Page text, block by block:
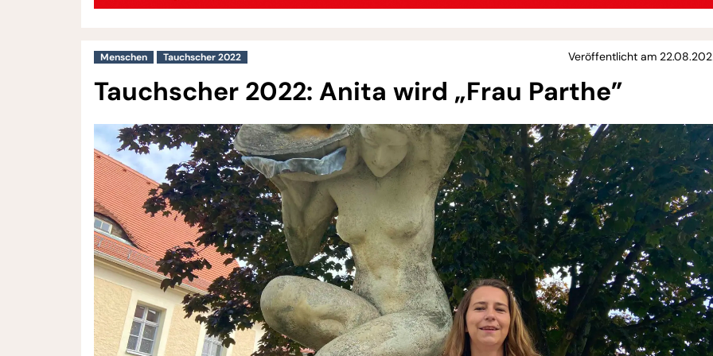
Menschen Tauchscher 2022 Veröffentlicht am
Tauchscher 2022: Anita wird „Frau Parthe”